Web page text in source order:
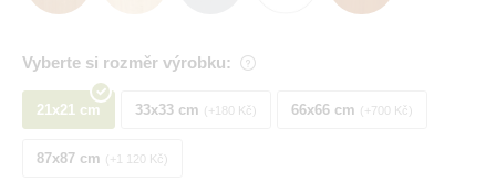
Vyberte si rozměr výrobku:
21x21 cm 33x33 cm +180 Kč 66x66 cm +700 Kč
87x87 cm +1 120 Kč